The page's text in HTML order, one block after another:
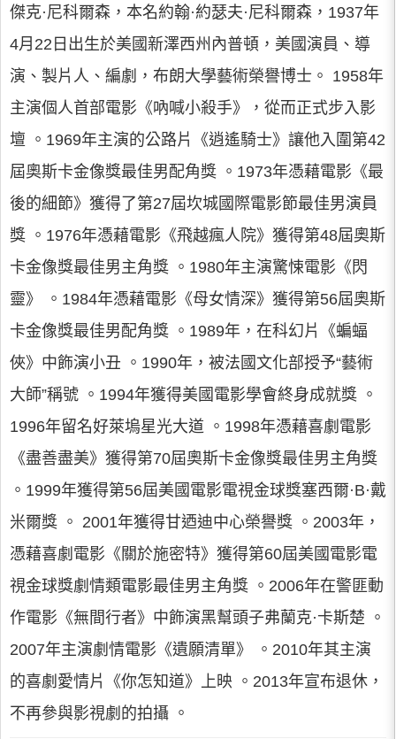
傑克·尼科爾森，本名約翰·約瑟夫·尼科爾森，1937年
4月22日出生於美國新澤西州內普頓，美國演員、導
演、製片人、編劇，布朗大學藝術榮譽博士。 1958年
主演個人首部電影《吶喊小殺手》，從而正式步入影
壇 。1969年主演的公路片《逍遙騎士》讓他入圍第42
屆奧斯卡金像獎最佳男配角獎 。1973年憑藉電影《最
後的細節》獲得了第27屆坎城國際電影節最佳男演員
獎 。1976年憑藉電影《飛越瘋人院》獲得第48屆奧斯
卡金像獎最佳男主角獎 。1980年主演驚悚電影《閃
靈》 。1984年憑藉電影《母女情深》獲得第56屆奧斯
卡金像獎最佳男配角獎 。1989年，在科幻片《蝙蝠
俠》中飾演小丑 。1990年，被法國文化部授予“藝術
大師”稱號 。1994年獲得美國電影學會終身成就獎 。
1996年留名好萊塢星光大道 。1998年憑藉喜劇電影
《盡善盡美》獲得第70屆奧斯卡金像獎最佳男主角獎
。1999年獲得第56屆美國電影電視金球獎塞西爾·B·戴
米爾獎 。 2001年獲得甘迺迪中心榮譽獎 。2003年，
憑藉喜劇電影《關於施密特》獲得第60屆美國電影電
視金球獎劇情類電影最佳男主角獎 。2006年在警匪動
作電影《無間行者》中飾演黑幫頭子弗蘭克·卡斯楚 。
2007年主演劇情電影《遺願清單》 。2010年其主演
的喜劇愛情片《你怎知道》上映 。2013年宣布退休，
不再參與影視劇的拍攝 。